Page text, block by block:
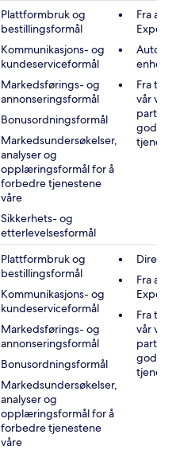
Plattformbruk og
bestillingsformål
Kommunikasjons- og
kundeserviceformål
Markedsførings- og
annonseringsformål
Bonusordningsformål
Markedsundersøkelser,
analyser og
opplæringsformål for å
forbedre tjenestene
våre
Sikkerhets- og
etterlevelsesformål
Fra
Fra
vår
Plattformbruk og
bestillingsformål
Kommunikasjons- og
kundeserviceformål
Markedsførings- og
annonseringsformål
Bonusordningsformål
Markedsundersøkelser,
analyser og
opplæringsformål for å
forbedre tjenestene
våre
Fra
Fra
vår